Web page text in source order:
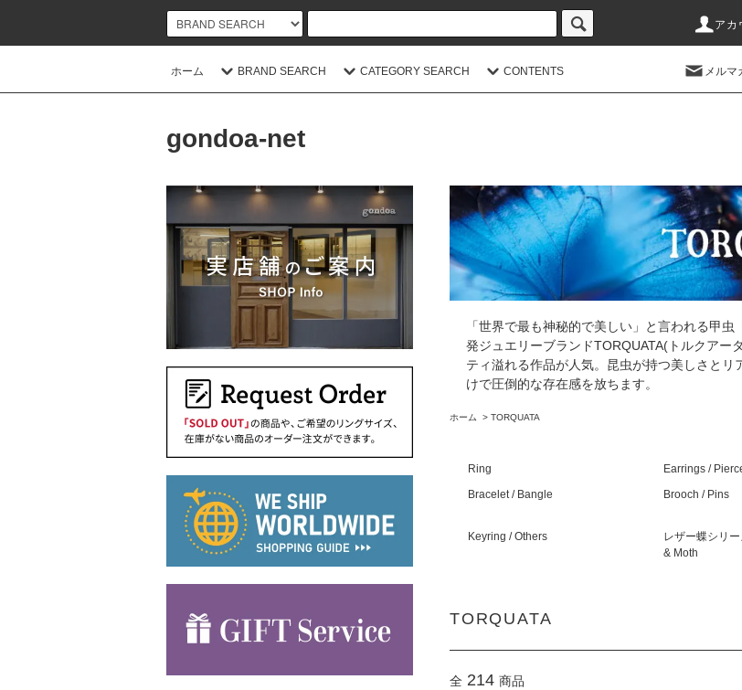
アカ
ホーム BRAND SEARCH CATEGORY SEARCH CONTENTS メルマ
gondoa-net
「世界で最も神秘的で美しい」と言われる甲
発ジュエリーブランドTORQUATA(トルクアー
ティ溢れる作品が人気。昆虫が持つ美しさと
けで圧倒的な存在感を放ちます。
ホーム > TORQUATA
Ring Earrings /
Bracelet / Bangle
Brooch / Pins
Keyring / Others
レザー蝶シリ
& Moth
TORQUATA
全 214 商品